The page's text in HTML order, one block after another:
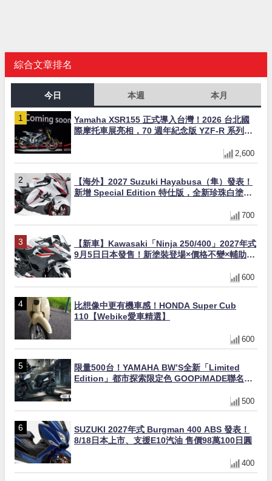
綜合文章排名
今日 本週 本月
Yamaha XSR155 正式導入台灣！2026 台北國
際摩托車展亮相，70 週年紀念版 YZF-R 系列限
2,600
【海外】2027 Suzuki Hayabusa（隼）發表！
新增 Special Edition 特仕版，全新珍珠白塗裝
700
【新車】Kawasaki「Ninja 250/400」2027年式
9月5日日本發售！新塗裝登場×價格不變×輔助滑
600
比想像中更有機車感！HONDA Super Cub
110【Webike愛車精選】
600
限量500台！YAMAHA BW’S全新「Limited
Edition」都市探索限定色 GOOPiMADE聯名包
500
SUZUKI 2027年式 Burgman 400 ABS 發表！
8/18日本上市、支援E10汽油 售價98萬100日圓
400